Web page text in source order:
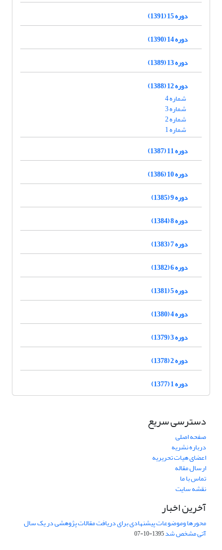
دوره 15 (1391)
دوره 14 (1390)
دوره 13 (1389)
دوره 12 (1388)
شماره 4
شماره 3
شماره 2
شماره 1
دوره 11 (1387)
دوره 10 (1386)
دوره 9 (1385)
دوره 8 (1384)
دوره 7 (1383)
دوره 6 (1382)
دوره 5 (1381)
دوره 4 (1380)
دوره 3 (1379)
دوره 2 (1378)
دوره 1 (1377)
دسترسی سریع
صفحه اصلی
درباره نشریه
اعضای هیات تحریریه
ارسال مقاله
تماس با ما
نقشه سایت
آخرین اخبار
محورها وموضوعات پیشنهادی برای دریافت مقالات پژوهشی در یک سال
آتی مشخص شد1395-10-07